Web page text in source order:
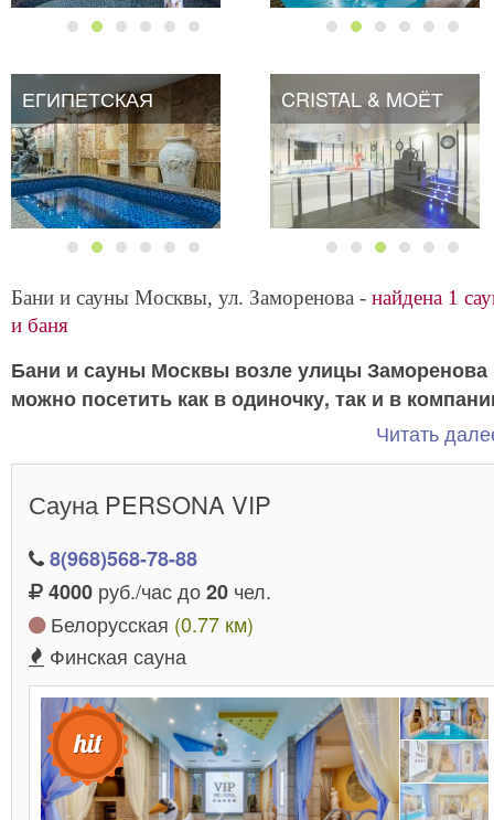
ЕГИПЕТСКАЯ CRISTAL & MOЁТ
Бани и сауны Москвы, ул. Заморенова - найдена 1
и баня
Бани и сауны Москвы возле улицы Заморенова
можно посетить как в одиночку, так и в
Главное – хорошее настроение,
Читать
Сауна PERSONA VIP
8(968)568-78-88
4000 руб./час до20 чел.
Белорусская (0.77 км)
Финская сауна